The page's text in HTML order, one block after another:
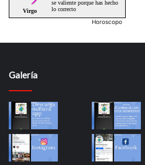
Horoscopo
Galería